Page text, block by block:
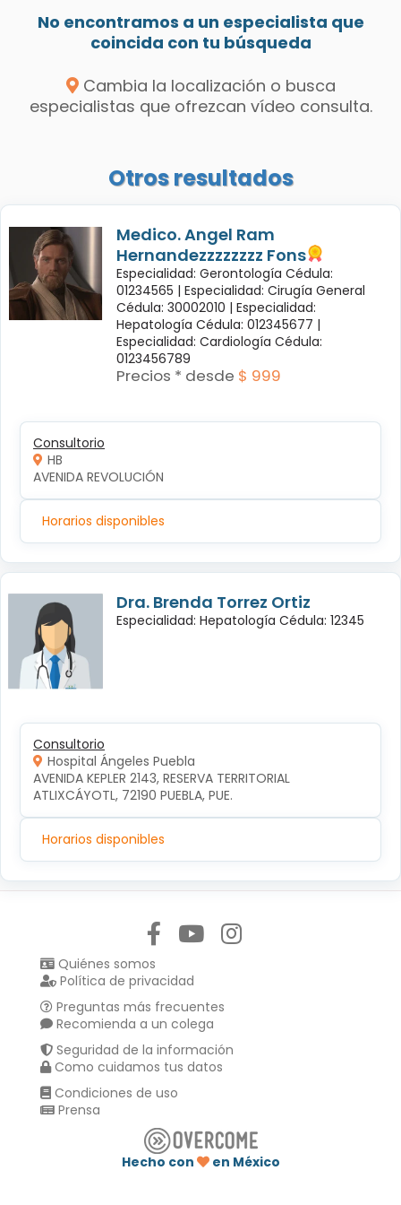
No encontramos a un especialista que
coincida con tu búsqueda
Cambia la localización o busca
especialistas que ofrezcan vídeo consulta.
Otros resultados
Medico. Angel Ram
Hernandezzzzzzzz Fons
Especialidad: Gerontología Cédula:
01234565 | Especialidad: Cirugía General
Cédula: 30002010 | Especialidad:
Hepatología Cédula: 012345677 |
Especialidad: Cardiología Cédula:
0123456789
Precios * desde $ 999
Consultorio
HB
AVENIDA REVOLUCIÓN
Horarios disponibles
Dra. Brenda Torrez Ortiz
Especialidad: Hepatología Cédula: 12345
Consultorio
Hospital Ángeles Puebla
AVENIDA KEPLER 2143, RESERVA TERRITORIAL
ATLIXCÁYOTL, 72190 PUEBLA, PUE.
Horarios disponibles
Quiénes somos
Política de privacidad
Preguntas más frecuentes
Recomienda a un colega
Seguridad de la información
Como cuidamos tus datos
Condiciones de uso
Prensa
Hecho con
en México